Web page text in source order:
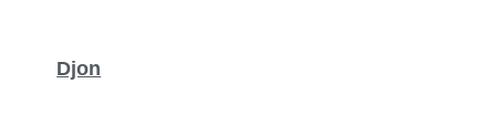
Djon